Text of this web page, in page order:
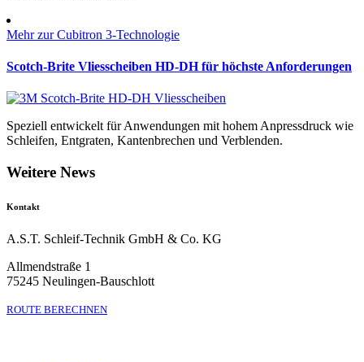
Mehr zur Cubitron 3-Technologie
Scotch-Brite Vliesscheiben HD-DH für höchste Anforderungen
Speziell entwickelt für Anwendungen mit hohem Anpressdruck wie
Schleifen, Entgraten, Kantenbrechen und Verblenden.
Weitere News
Kontakt
A.S.T. Schleif-Technik GmbH & Co. KG
Allmendstraße 1
75245 Neulingen-Bauschlott
ROUTE BERECHNEN